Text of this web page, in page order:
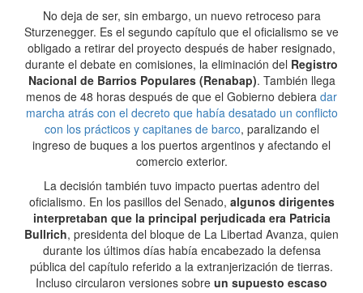
No deja de ser, sin embargo, un nuevo retroceso para
Sturzenegger. Es el segundo capítulo que el oficialismo se ve
obligado a retirar del proyecto después de haber resignado,
durante el debate en comisiones, la eliminación del Registro
Nacional de Barrios Populares (Renabap). También llega
menos de 48 horas después de que el Gobierno debiera dar
marcha atrás con el decreto que había desatado un conflicto
con los prácticos y capitanes de barco, paralizando el
ingreso de buques a los puertos argentinos y afectando el
comercio exterior.
La decisión también tuvo impacto puertas adentro del
oficialismo. En los pasillos del Senado, algunos dirigentes
interpretaban que la principal perjudicada era Patricia
Bullrich, presidenta del bloque de La Libertad Avanza, quien
durante los últimos días había encabezado la defensa
pública del capítulo referido a la extranjerización de tierras.
Incluso circularon versiones sobre un supuesto escaso